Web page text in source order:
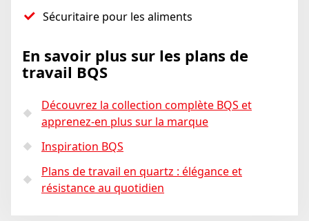
Sécuritaire pour les aliments
En savoir plus sur les plans de
travail BQS
Découvrez la collection complète BQS et
apprenez-en plus sur la marque
Inspiration BQS
Plans de travail en quartz : élégance et
résistance au quotidien